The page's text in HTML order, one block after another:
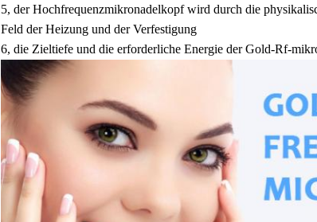
5, der Hochfrequenzmikronadelkopf wird durch die
Feld der Heizung und der Verfestigung
6, die Zieltiefe und die erforderliche Energie der Gold-Rf-